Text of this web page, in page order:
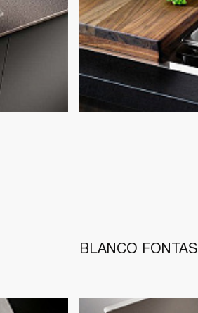
BLANCO FONTAS